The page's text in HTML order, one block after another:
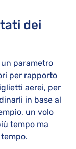
dei
parametro
per rapporto
aerei, per
in base al
un volo
tempo ma